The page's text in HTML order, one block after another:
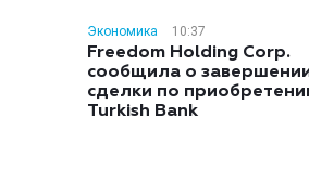
Экономика 10:37
Freedom Holding Corp.
сообщила о
сделки по
Turkish Bank